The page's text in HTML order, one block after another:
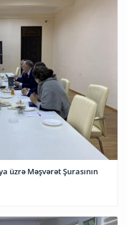
üzrə Məşvərət Şurasının